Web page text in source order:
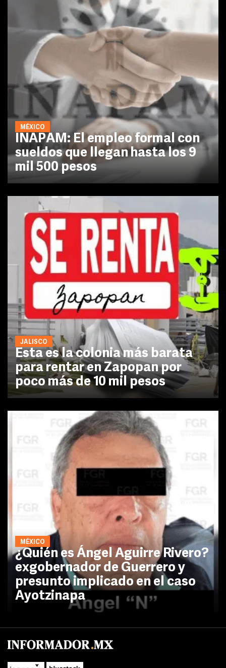
MÉXICO
INAPAM: El empleo formal con
sueldos que llegan hasta los 9
mil 500 pesos
JALISCO
Esta es la colonia más barata
para rentar en Zapopan por
poco más de 10 mil pesos
MÉXICO
¿Quién es Ángel Aguirre Rivero?
exgobernador de Guerrero y
presunto implicado en el caso
Ayotzinapa